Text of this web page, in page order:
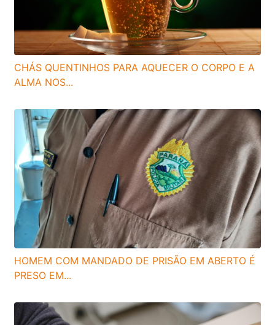
CHÁS QUENTINHOS PARA AQUECER O CORPO E A
ALMA NOS...
HOMEM COM MANDADO DE PRISÃO EM ABERTO É
PRESO EM...